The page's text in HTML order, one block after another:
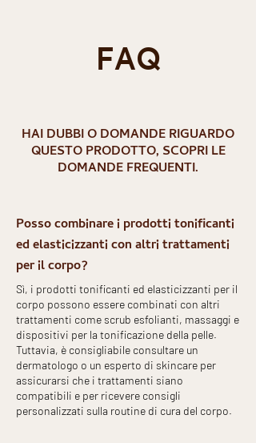
FAQ
HAI DUBBI O DOMANDE RIGUARDO
QUESTO PRODOTTO, SCOPRI LE
DOMANDE FREQUENTI.
Posso combinare i prodotti tonificanti
ed elasticizzanti con altri trattamenti
per il corpo?
Sì, i prodotti tonificanti ed elasticizzanti per il
corpo possono essere combinati con altri
trattamenti come scrub esfolianti, massaggi e
dispositivi per la tonificazione della pelle.
Tuttavia, è consigliabile consultare un
dermatologo o un esperto di skincare per
assicurarsi che i trattamenti siano
compatibili e per ricevere consigli
personalizzati sulla routine di cura del corpo.